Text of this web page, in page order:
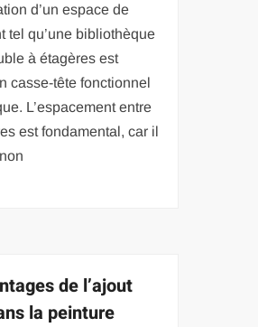
d’un espace de
tel qu’une bibliothèque
à étagères est
casse-tête fonctionnel
L’espacement entre
est fondamental, car il
de l’ajout
la peinture